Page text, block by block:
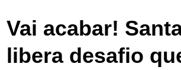
Vai acabar!
libera desafio